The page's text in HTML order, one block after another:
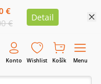
€
€
Detail
Konto Wishlist Košík Menu